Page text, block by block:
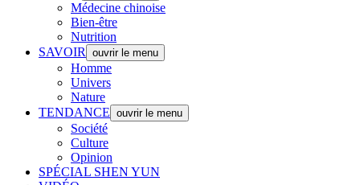
Médecine chinoise
Bien-être
Nutrition
SAVOIR
ouvrir le menu
Homme
Univers
Nature
TENDANCE ouvrir le menu
Société
Culture
Opinion
SPÉCIAL SHEN YUN